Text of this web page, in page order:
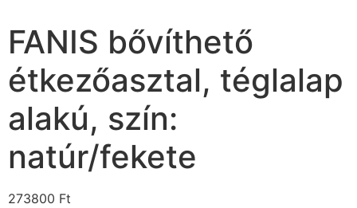
FANIS bővíthető
étkezőasztal, téglalap
alakú, szín:
natúr/fekete
273800 Ft